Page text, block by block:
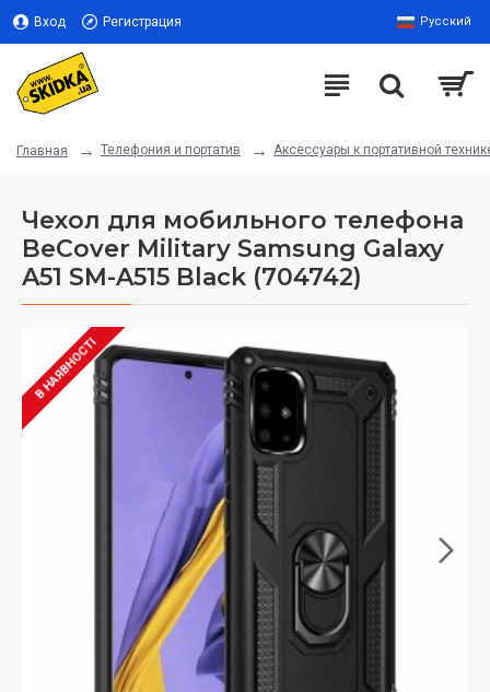
Вход Регистрация Русский
Главная Телефония и портатив Аксессуары к портативной
Чехол для мобильного телефона
BeCover Military Samsung Galaxy
A51 SM-A515 Black (704742)
В НАЯВНОСТІ